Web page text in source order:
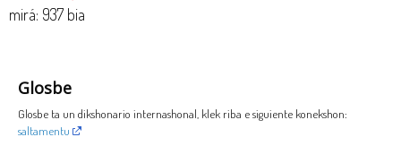
mirá: 937 bia
Glosbe
Glosbe ta un dikshonario internashonal, klek riba e siguiente konekshon:
saltamentu